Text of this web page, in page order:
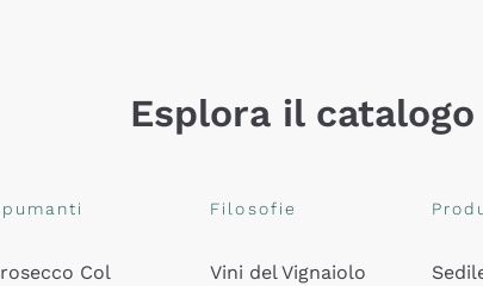
Esplora il catalogo
Col
Filosofie
Vini del Vignaiolo